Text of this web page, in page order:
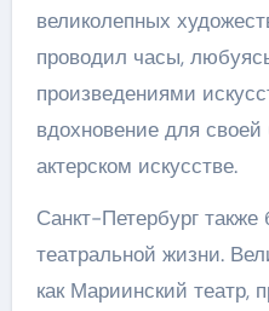
великолепных
проводил часы,
произведениями
вдохновение для
актерском искусстве.
Санкт-Петербург
театральной жизни.
как Мариинский театр,